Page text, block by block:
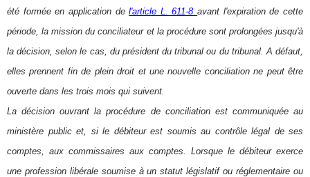
été formée en application del'article L. 611-8avant l'expiration de cette
période, la mission du conciliateur et la procédure sont prolongées jusqu'à
la décision, selon le cas, du président du tribunal ou du tribunal. A défaut,
elles prennent fin de plein droit et une nouvelle conciliation ne peut être
ouverte dans les trois mois qui suivent.
La décision ouvrant la procédure de conciliation est communiquée au
ministère public et, si le débiteur est soumis au contrôle légal de ses
comptes, aux commissaires aux comptes. Lorsque le débiteur exerce
une profession libérale soumise à un statut législatif ou réglementaire ou